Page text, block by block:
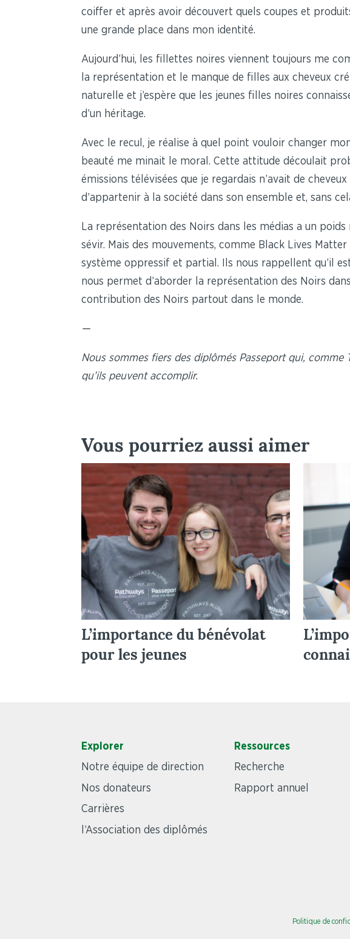
coiffer et après avoir découvert quels coupes et
une grande place dans mon identité.
Aujourd’hui, les fillettes noires viennent toujours me
la représentation et le manque de filles aux cheveux
naturelle et j’espère que les jeunes filles noires
d’un héritage.
Avec le recul, je réalise à quel point vouloir changer
beauté me minait le moral. Cette attitude découlait
émissions télévisées que je regardais n’avait de
d’appartenir à la société dans son ensemble et, sans
La représentation des Noirs dans les médias a un
sévir. Mais des mouvements, comme Black Lives
système oppressif et partial. Ils nous rappellent qu’il
nous permet d’aborder la représentation des Noirs
contribution des Noirs partout dans le monde.
—
Nous sommes fiers des diplômés Passeport qui, comme
qu’ils peuvent accomplir.
Vous pourriez aussi aimer
L’importance du bénévolat
pour les jeunes
Explorer
Notre équipe de direction
Nos donateurs
Carrières
l’Association des diplômés
Ressources
Recherche
Rapport annuel
Politique de